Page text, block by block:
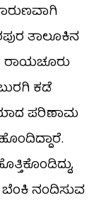
ತಾಲೂಕಿನ
ಕಡೆ
ಪರಿಣಾಮ
ನಂದಿಸುವ